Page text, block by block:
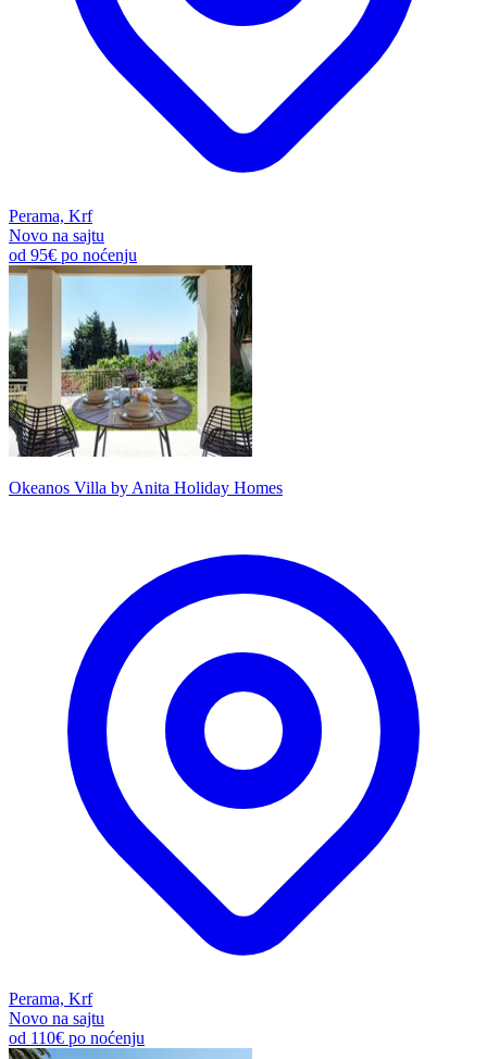
Perama, Krf
Novo na sajtu
od 95€ po noćenju
Okeanos Villa by Anita Holiday Homes
Perama, Krf
Novo na sajtu
od 110€ po noćenju